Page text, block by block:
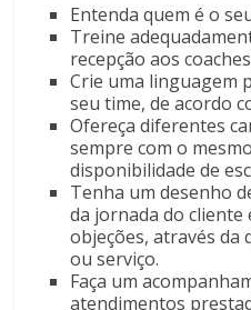
Entenda quem é o
Treine
recepção aos
Crie uma linguagem
seu time, de acordo
Ofereça diferentes
sempre com o
disponibilidade de
Tenha um desenho
da jornada do
objeções, através da
ou serviço.
Faça um
atendimentos